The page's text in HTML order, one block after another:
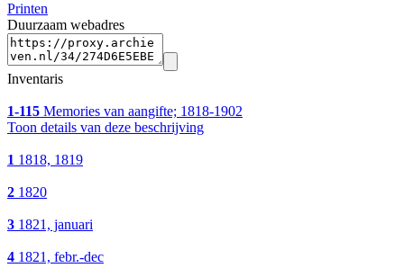
Printen
Duurzaam webadres
Inventaris
1-115 Memories van aangifte; 1818-1902
Toon details van deze beschrijving
1 1818, 1819
2 1820
3 1821, januari
4 1821, febr.-dec